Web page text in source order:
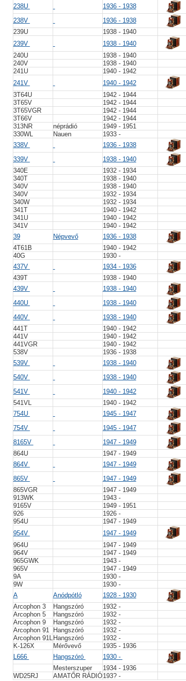
238U
1936 - 1938
238V
1936 - 1938
239U
1938 - 1940
239V
1938 - 1940
240U
1938 - 1940
240V
1938 - 1940
241U
1940 - 1942
241V
1940 - 1942
3T64U
1942 - 1944
3T65V
1942 - 1944
3T65VGR
1942 - 1944
3T66V
1942 - 1944
313NR
néprádió
1949 - 1951
330WL
Nauen
1933 -
338V
1936 - 1938
339V
1938 - 1940
340E
1932 - 1934
340T
1938 - 1940
340V
1938 - 1940
340V
1932 - 1934
340W
1932 - 1934
341T
1940 - 1942
341U
1940 - 1942
341V
1940 - 1942
39
Népvevő
1936 - 1938
4T61B
1940 - 1942
40G
1930 -
437V
1934 - 1936
439T
1938 - 1940
439V
1938 - 1940
440U
1938 - 1940
440V
1938 - 1940
441T
1940 - 1942
441V
1940 - 1942
441VGR
1940 - 1942
538V
1936 - 1938
539V
1938 - 1940
540V
1938 - 1940
541V
1940 - 1942
541VL
1940 - 1942
754U
1945 - 1947
754V
1945 - 1947
8165V
1947 - 1949
864U
1947 - 1949
864V
1947 - 1949
865V
1947 - 1949
865VGR
1947 - 1949
913WK
1943 -
9165V
1949 - 1951
926
1926 -
954U
1947 - 1949
954V
1947 - 1949
964U
1947 - 1949
964V
1947 - 1949
965GWK
1943 -
965V
1947 - 1949
9A
1930 -
9W
1930 -
A
Anódpótló
1928 - 1930
Arcophon 3
Hangszóró
1932 -
Arcophon 5
Hangszóró
1932 -
Arcophon 9
Hangszóró
1932 -
Arcophon 91
Hangszóró
1932 -
Arcophon 91L Hangszóró
1932 -
K-126X
Mérővevő
1935 - 1936
L666
Hangszóró
1930 -
Mesterszuper
1934 - 1936
WD25RJ
AMATŐR RÁDIÓ193? -